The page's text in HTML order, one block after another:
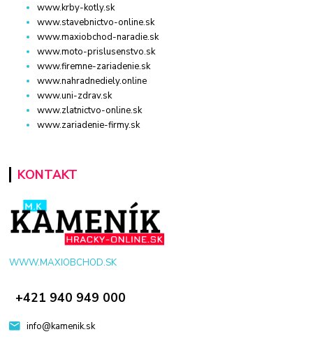
www.krby-kotly.sk
www.stavebnictvo-online.sk
www.maxiobchod-naradie.sk
www.moto-prislusenstvo.sk
www.firemne-zariadenie.sk
www.nahradnediely.online
www.uni-zdrav.sk
www.zlatnictvo-online.sk
www.zariadenie-firmy.sk
KONTAKT
WWW.MAXIOBCHOD.SK
+421 940 949 000
info@kamenik.sk